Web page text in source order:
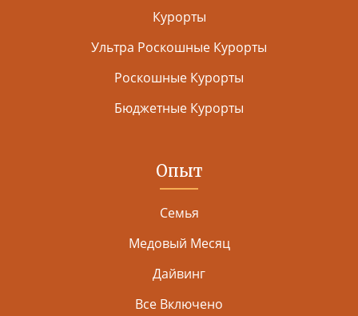
Курорты
Ультра Роскошные Курорты
Роскошные Курорты
Бюджетные Курорты
Опыт
Семья
Медовый Месяц
Дайвинг
Все Включено